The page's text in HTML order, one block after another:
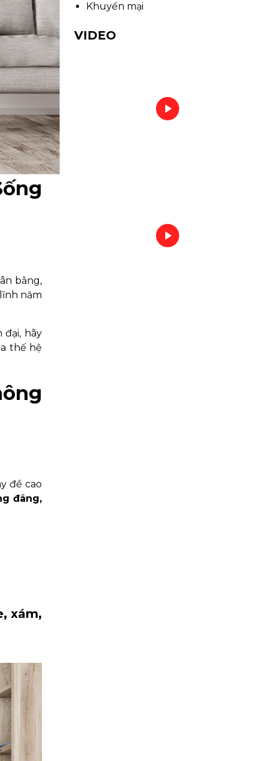
bằng,
năm
hãy
thế hệ
đề cao
đãng,
xám,
Khuyến mại
VIDEO